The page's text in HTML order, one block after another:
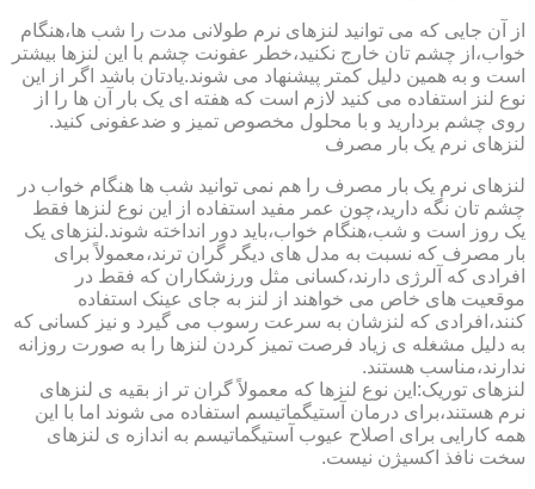
از آن جایی که می توانید لنزهای نرم طولانی مدت را شب ها،هنگام
خواب،از چشم تان خارج نکنید،خطر عفونت چشم با این لنزها بیشتر
است و به همین دلیل کمتر پیشنهاد می شوند.یادتان باشد اگر از این
نوع لنز استفاده می کنید لازم است که هفته ای یک بار آن ها را از
روی چشم بردارید و با محلول مخصوص تمیز و ضدعفونی کنید.
لنزهای نرم یک بار مصرف
لنزهای نرم یک بار مصرف را هم نمی توانید شب ها هنگام خواب در
چشم تان نگه دارید،چون عمر مفید استفاده از این نوع لنزها فقط
یک روز است و شب،هنگام خواب،باید دور انداخته شوند.لنزهای یک
بار مصرف که نسبت به مدل های دیگر گران ترند،معمولاً برای
افرادی که آلرژی دارند،کسانی مثل ورزشکاران که فقط در
موقعیت های خاص می خواهند از لنز به جای عینک استفاده
کنند،افرادی که لنزشان به سرعت رسوب می گیرد و نیز کسانی که
به دلیل مشغله ی زیاد فرصت تمیز کردن لنزها را به صورت روزانه
ندارند،مناسب هستند.
لنزهای توریک:این نوع لنزها که معمولاً گران تر از بقیه ی لنزهای
نرم هستند،برای درمان آستیگماتیسم استفاده می شوند اما با این
همه کارایی برای اصلاح عیوب آستیگماتیسم به اندازه ی لنزهای
سخت نافذ اکسیژن نیست.